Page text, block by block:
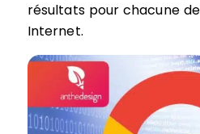
résultats pour chacune
Internet.